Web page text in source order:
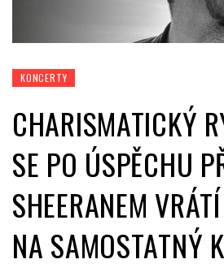
KONCERTY
CHARISMATICKÝ
SE PO ÚSPĚCHU
SHEERANEM
NA SAMOSTATNÝ